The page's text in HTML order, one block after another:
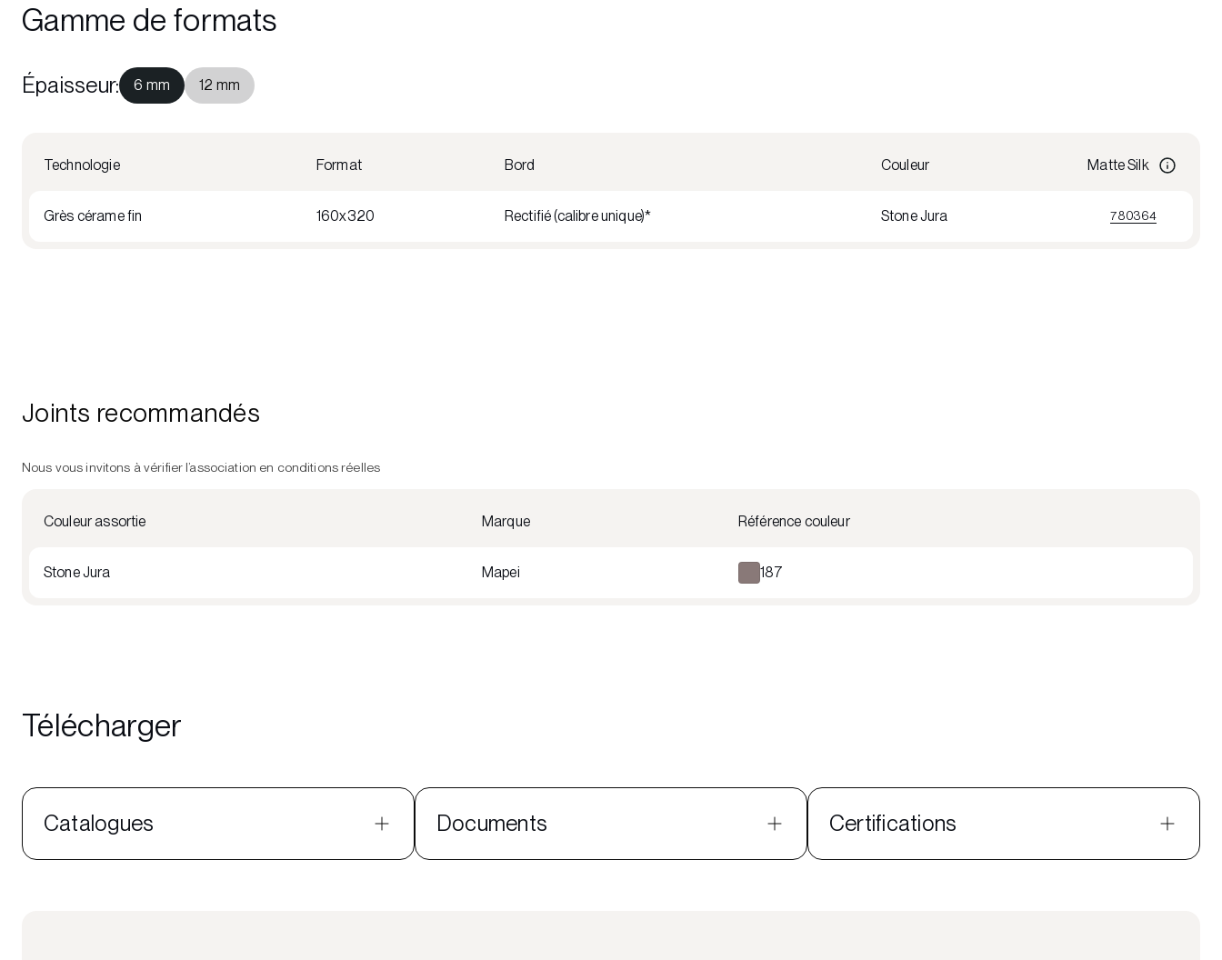
Gamme de formats
Épaisseur: 6 mm 12 mm
Technologie Format Bord Couleur Matte Silk
Grès cérame fin 160x320 Rectifié (calibre unique)* Stone Jura 780364
Joints recommandés
Nous vous invitons à vérifier l’association en conditions réelles
Couleur assortie Marque Référence couleur
Stone Jura Mapei 187
Télécharger
Catalogues Documents Certifications